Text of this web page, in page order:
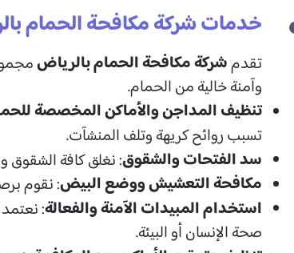
خدمات شركة مكافحة الحمام
تقدمشركة مكافحة الحمام بالرياض
وآمنة خالية من الحمام.
تنظيف المداجن والأماكن المخصصة
تسبب روائح كريهة وتلف المنشآت.
سد الفتحات والشقوق: نغلق كافة الشقوق
مكافحة التعشيش ووضع البيض: نقوم
استخدام المبيدات الآمنة والفعالة:
صحة الإنسان أو البيئة.